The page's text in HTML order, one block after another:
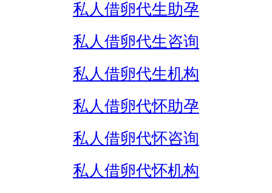
私人借卵代生助孕
私人借卵代生咨询
私人借卵代生机构
私人借卵代怀助孕
私人借卵代怀咨询
私人借卵代怀机构